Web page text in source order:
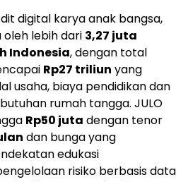
digital karya anak bangsa,
oleh lebih dari 3,27 juta
Indonesia, dengan total
Rp27 triliun yang
usaha, biaya pendidikan dan
rumah tangga. JULO
Rp50 juta dengan tenor
dan bunga yang
edukasi
risiko berbasis data